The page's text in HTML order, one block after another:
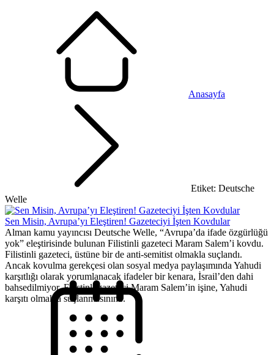
Anasayfa
Etiket: Deutsche
Welle
Sen Misin, Avrupa’yı Eleştiren! Gazeteciyi İşten Kovdular
Alman kamu yayıncısı Deutsche Welle, “Avrupa’da ifade özgürlüğü
yok” eleştirisinde bulunan Filistinli gazeteci Maram Salem’i kovdu.
Filistinli gazeteci, üstüne bir de anti-semitist olmakla suçlandı.
Ancak kovulma gerekçesi olan sosyal medya paylaşımında Yahudi
karşıtlığı olarak yorumlanacak ifadeler bir kenara, İsrail’den dahi
bahsedilmiyor. Filistinli gazeteci Maram Salem’in işine, Yahudi
karşıtı olmakla suçlanmasının...